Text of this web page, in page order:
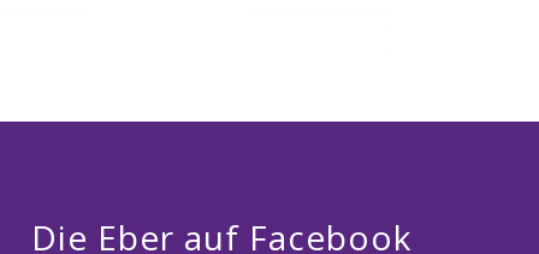
Die Eber auf Facebook